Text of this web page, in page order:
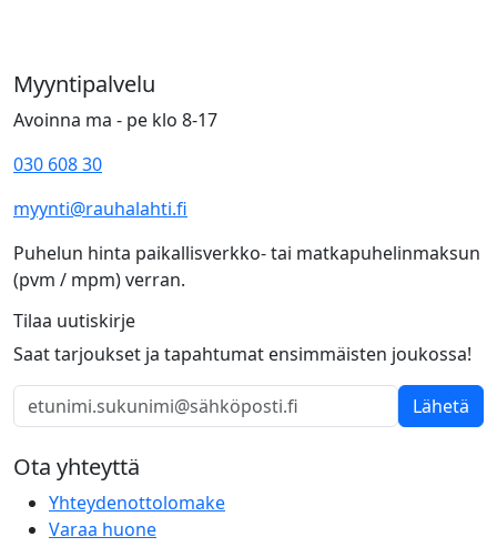
Myyntipalvelu
Avoinna ma - pe klo 8-17
030 608 30
myynti@rauhalahti.fi
Puhelun hinta paikallisverkko- tai matkapuhelinmaksun
(pvm / mpm) verran.
Tilaa uutiskirje
Saat tarjoukset ja tapahtumat ensimmäisten joukossa!
Lähetä
Ota yhteyttä
Yhteydenottolomake
Varaa huone